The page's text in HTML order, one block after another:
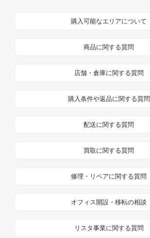
購入可能なエリアについて
商品に関する質問
店舗・倉庫に関する質問
購入条件や返品に関する質問
配送に関する質問
買取に関する質問
修理・リペアに関する質問
オフィス開設・移転の相談
リスタ事業に関する質問